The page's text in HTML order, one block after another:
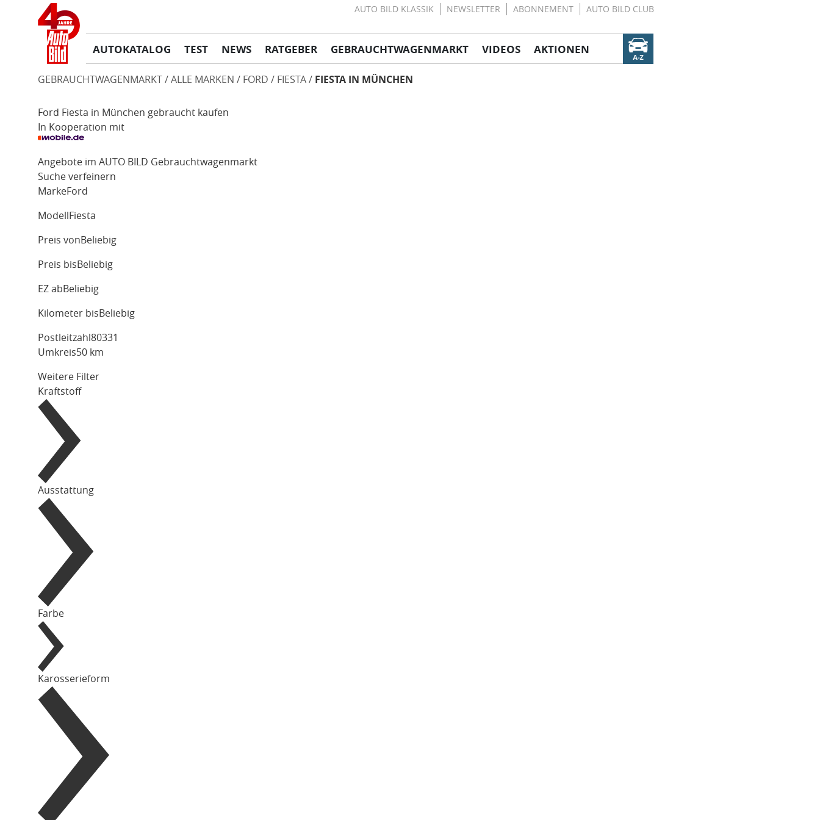
AUTO BILD KLASSIK NEWSLETTER ABONNEMENT AUTO BILD CLUB
AUTOKATALOG TEST NEWS RATGEBER GEBRAUCHTWAGENMARKT VIDEOS AKTIONEN
GEBRAUCHTWAGENMARKT ALLE MARKEN FORD FIESTA FIESTA IN MÜNCHEN
Ford Fiesta in München gebraucht kaufen
In Kooperation mit
Angebote im AUTO BILD Gebrauchtwagenmarkt
Suche verfeinern
MarkeFord
Modell Fiesta
Preis von Beliebig
Preis bis Beliebig
EZ ab Beliebig
Kilometer bis Beliebig
Postleitzahl
Umkreis50 km
Weitere Filter
Kraftstoff
Ausstattung
Farbe
Karosserieform